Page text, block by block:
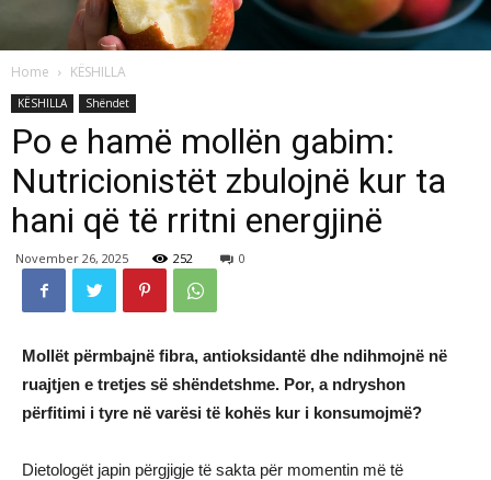
Home KËSHILLA
KËSHILLA Shëndet
Po e hamë mollën gabim:
Nutricionistët zbulojnë kur ta
hani që të rritni energjinë
November 26, 2025 252 0
Mollët përmbajnë fibra, antioksidantë dhe ndihmojnë në
ruajtjen e tretjes së shëndetshme. Por, a ndryshon
përfitimi i tyre në varësi të kohës kur i konsumojmë?
Dietologët japin përgjigje të sakta për momentin më të